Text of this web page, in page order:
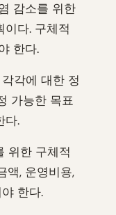
감소를 위한
다. 구체적
한다.
각에 대한 정
가능한 목표
다.
위한 구체적
액, 운영비용,
한다.